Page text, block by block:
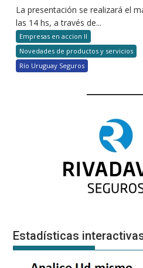
La presentación se realizará el
las 14 hs, a través de...
Empresas en accion II
Novedades de productos y servicios
Río Uruguay Seguros
Estadísticas